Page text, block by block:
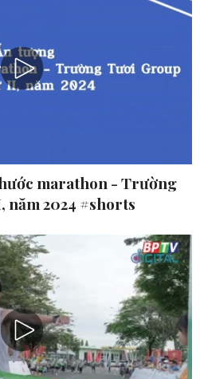
marathon - Trường
2024 #shorts